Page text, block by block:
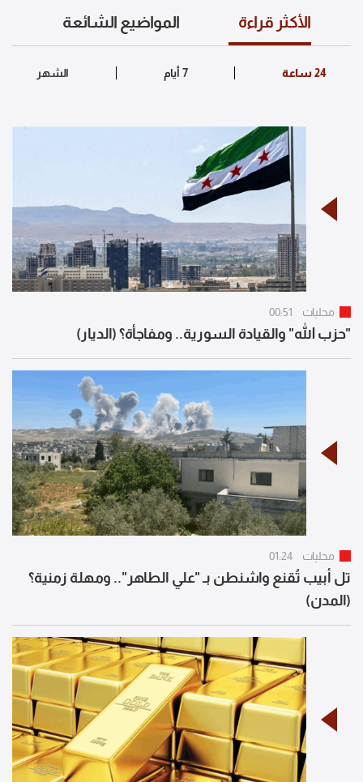
الأكثر قراءة المواضيع الشائعة
محليات 00:51
"حزب الله" والقيادة السورية.. ومفاجأة؟ (الديار)
محليات 01:24
تل أبيب تُقنع واشنطن بـ "علي الطاهر".. ومهلة زمنية؟
(المدن)